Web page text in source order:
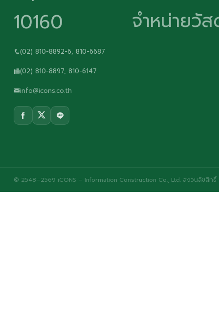
10160
(02) 810-8892-6, 810-6687
(02) 810-8897, 810-6147
info@icons.co.th
จำหน่ายวั
© 2548–2569 iCONS – Information Construction Co., Ltd. สงวนลิขสิทธิ์